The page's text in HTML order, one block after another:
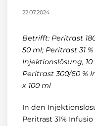
22.07.2024
Betrifft: Peritrast
50 ml; Peritrast 31
Injektionslösung, 10
Peritrast 300/60 %
x 100 ml
In den
Peritrast 31%